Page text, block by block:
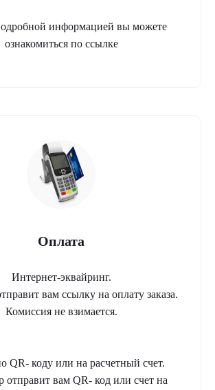
информацией вы можете
ознакомиться по ссылке
Оплата
Интернет-эквайринг.
вам ссылку на оплату заказа.
Комиссия не взимается.
QR- коду или на расчетный счет.
отправит вам QR- код или счет на